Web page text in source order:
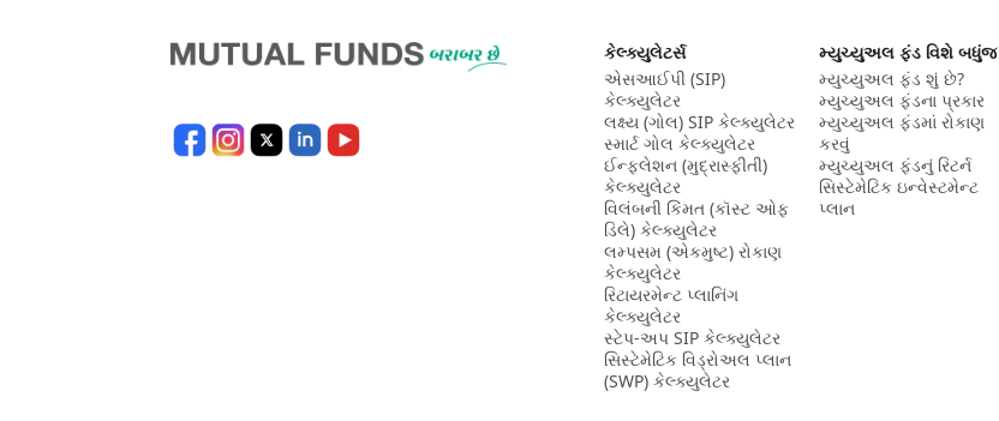
કેલ્ક્યુલેટર્સ
એસઆઈપી (SIP)
કેલ્ક્યુલેટર​
લક્ષ્ય (ગોલ) SIP કેલ્ક્યુલેટર​
સ્માર્ટ ગોલ કેલ્ક્યુલેટર
ઈન્ફ્લેશન (મુદ્રાસ્ફીતી)
કેલ્ક્યુલેટર​
વિલંબની કિંમત (કૉસ્ટ ઓફ
ડિલે) કેલ્ક્યુલેટર​
લમ્પસમ (એકમુષ્ટ) રોકાણ
કેલ્ક્યુલેટર​
રિટાયરમેન્ટ પ્લાનિંગ
કેલ્ક્યુલેટર​
સ્ટેપ-અપ SIP કેલ્ક્યુલેટર
સિસ્ટેમેટિક વિડ્રોઅલ પ્લાન
(SWP) કેલ્ક્યુલેટર
મ્યુચ્યુઅલ ફંડ વિશે બધુંજ
મ્યુચ્યુઅલ ફંડ શું છે?
મ્યુચ્યુઅલ ફંડના પ્રકાર
મ્યુચ્યુઅલ ફંડમાં રોકાણ
કરવું
મ્યુચ્યુઅલ ફંડનું રિટર્ન
સિસ્ટેમેટિક ઇન્વેસ્ટમેન્ટ
પ્લાન